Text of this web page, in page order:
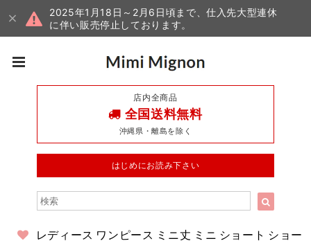
2025年1月18日～2月6日頃まで、仕入先大型連休
に伴い販売停止しております。
店内全商品
全国送料無料
沖縄県・離島を除く
はじめにお読み下さい
レディース ワンピース ミニ丈 ミニ ショート ショー